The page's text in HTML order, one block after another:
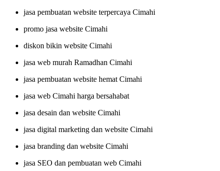
jasa pembuatan website terpercaya Cimahi
promo jasa website Cimahi
diskon bikin website Cimahi
jasa web murah Ramadhan Cimahi
jasa pembuatan website hemat Cimahi
jasa web Cimahi harga bersahabat
jasa desain dan website Cimahi
jasa digital marketing dan website Cimahi
jasa branding dan website Cimahi
jasa SEO dan pembuatan web Cimahi